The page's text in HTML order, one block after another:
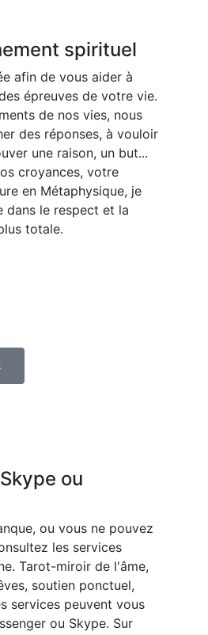
spirituel
afin de vous aider à
épreuves de votre vie.
de nos vies, nous
des réponses, à vouloir
une raison, un but...
croyances, votre
en Métaphysique, je
dans le respect et la
totale.
ou
ou vous ne pouvez
les services
Tarot-miroir de l'âme,
soutien ponctuel,
services peuvent vous
ou Skype. Sur